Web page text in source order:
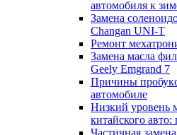
автомобиля к
Замена
Changan UNI-T
Ремонт
Замена масла
Geely Emgrand 7
Причины
автомобиле
Низкий уровень
китайского
Частичная